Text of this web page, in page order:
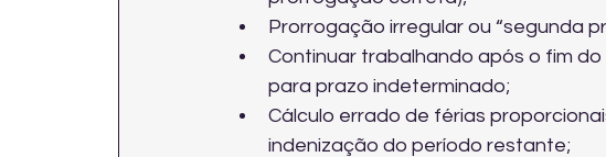
Prorrogação irregular ou “segunda
Continuar trabalhando após o fim
para prazo indeterminado;
Cálculo errado de férias
indenização do período restante;